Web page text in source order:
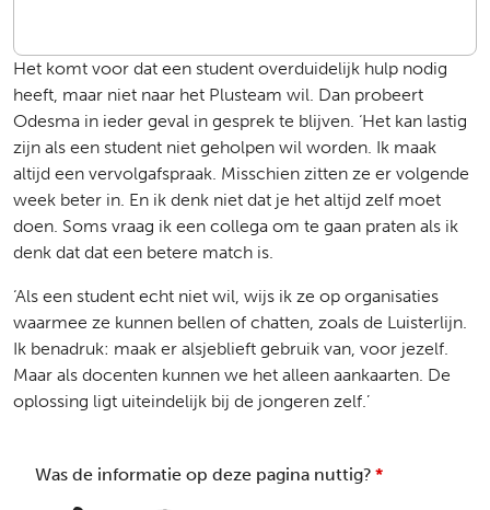
Het komt voor dat een student overduidelijk hulp nodig
heeft, maar niet naar het Plusteam wil. Dan probeert
Odesma in ieder geval in gesprek te blijven. ‘Het kan lastig
zijn als een student niet geholpen wil worden. Ik maak
altijd een vervolgafspraak. Misschien zitten ze er volgende
week beter in. En ik denk niet dat je het altijd zelf moet
doen. Soms vraag ik een collega om te gaan praten als ik
denk dat dat een betere match is.
‘Als een student echt niet wil, wijs ik ze op organisaties
waarmee ze kunnen bellen of chatten, zoals de Luisterlijn.
Ik benadruk: maak er alsjeblieft gebruik van, voor jezelf.
Maar als docenten kunnen we het alleen aankaarten. De
oplossing ligt uiteindelijk bij de jongeren zelf.’
Was de informatie op deze pagina nuttig? *